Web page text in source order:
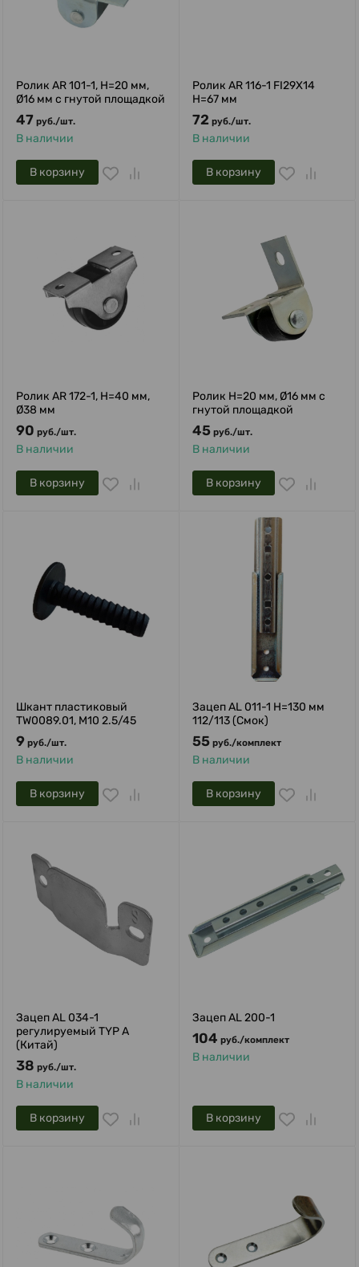
Ролик AR 101-1, H=20 мм,
Ø16 мм с гнутой площадкой
47 руб./шт.
В наличии
В корзину
Ролик AR 116-1 FI29X14
H=67 мм
72 руб./шт.
В наличии
В корзину
Ролик AR 172-1, H=40 мм,
Ø38 мм
90 руб./шт.
В наличии
В корзину
Ролик H=20 мм, Ø16 мм с
гнутой площадкой
45 руб./шт.
В наличии
В корзину
Шкант пластиковый
TW0089.01, М10 2.5/45
9 руб./шт.
В наличии
В корзину
Зацеп AL 011-1 H=130 мм
112/113 (Смок)
55 руб./комплект
В наличии
В корзину
Зацеп AL 034-1
регулируемый TYP A
(Китай)
38 руб./шт.
В наличии
В корзину
Зацеп AL 200-1
104 руб./комплект
В наличии
В корзину